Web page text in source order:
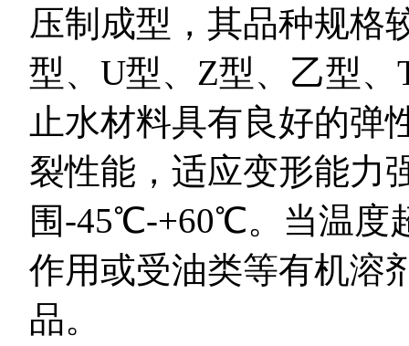
压制成型，其品种规格
型、U型、Z型、乙型
止水材料具有良好的弹
裂性能，适应变形能力
围-45℃-+60℃。当温度
作用或受油类等有机溶
品。